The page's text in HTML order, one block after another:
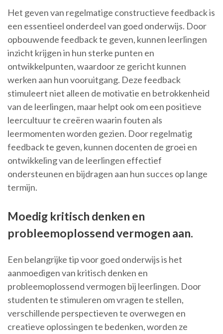
Het geven van regelmatige constructieve feedback is
een essentieel onderdeel van goed onderwijs. Door
opbouwende feedback te geven, kunnen leerlingen
inzicht krijgen in hun sterke punten en
ontwikkelpunten, waardoor ze gericht kunnen
werken aan hun vooruitgang. Deze feedback
stimuleert niet alleen de motivatie en betrokkenheid
van de leerlingen, maar helpt ook om een positieve
leercultuur te creëren waarin fouten als
leermomenten worden gezien. Door regelmatig
feedback te geven, kunnen docenten de groei en
ontwikkeling van de leerlingen effectief
ondersteunen en bijdragen aan hun succes op lange
termijn.
Moedig kritisch denken en
probleemoplossend vermogen aan.
Een belangrijke tip voor goed onderwijs is het
aanmoedigen van kritisch denken en
probleemoplossend vermogen bij leerlingen. Door
studenten te stimuleren om vragen te stellen,
verschillende perspectieven te overwegen en
creatieve oplossingen te bedenken, worden ze